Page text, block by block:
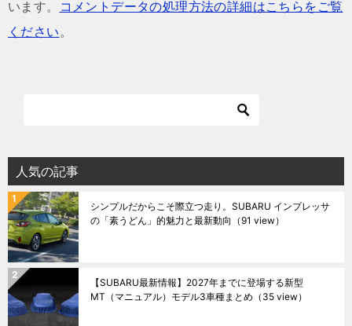
います。
コメントデータの処理方法の詳細はこちらをご覧
ください。
人気の記事
シンプルだからこそ際立つ走り。SUBARU インプレッサ
の「素うどん」的魅力と最新動向 （91 view）
【SUBARU最新情報】2027年までに登場する新型
MT（マニュアル）モデル3車種まとめ （35 view）